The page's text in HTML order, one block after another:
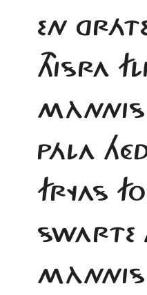
EN
THISRA
PÁLA
FRYAS